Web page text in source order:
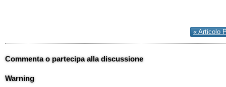
« Articolo
Commenta o partecipa alla discussione
Warning